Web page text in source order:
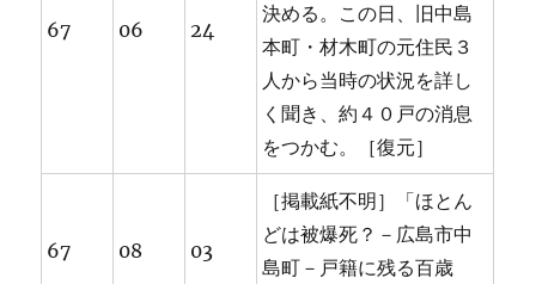
67 06 24
決める。この日、旧中島
本町・材木町の元住民３
人から当時の状況を詳し
く聞き、約４０戸の消息
をつかむ。［復元］
67 08 03
［掲載紙不明］「ほとん
どは被爆死？－広島市中
島町－戸籍に残る百歳